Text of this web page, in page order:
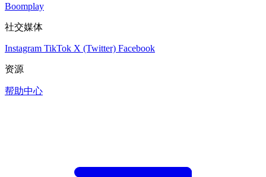
Boomplay
社交媒体
Instagram TikTok X (Twitter) Facebook
资源
帮助中心